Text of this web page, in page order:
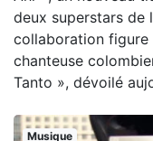
deux superstars de
collaboration figure
chanteuse
Tanto », dévoilé
Musique